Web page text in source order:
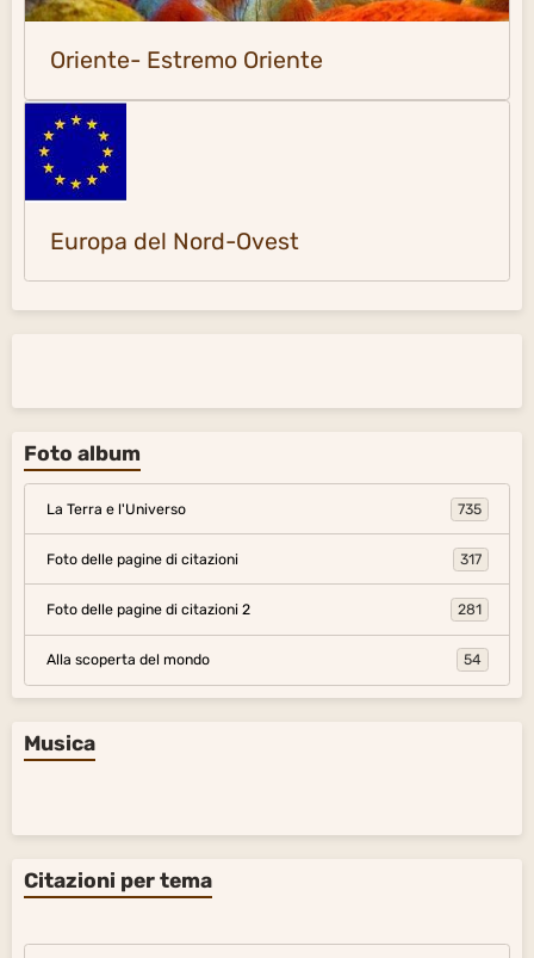
Oriente- Estremo Oriente
Europa del Nord-Ovest
Foto album
La Terra e l'Universo 735
Foto delle pagine di citazioni 317
Foto delle pagine di citazioni 2 281
Alla scoperta del mondo 54
Musica
Citazioni per tema